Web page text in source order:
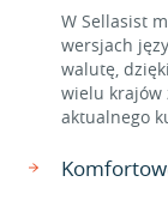
W Sellasist
wersjach
walutę,
wielu krajów
aktualnego